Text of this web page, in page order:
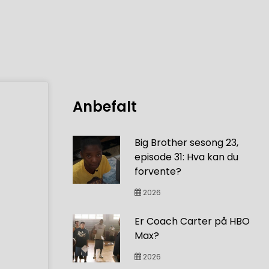
Anbefalt
Big Brother sesong 23,
episode 31: Hva kan du
forvente?
2026
Er Coach Carter på HBO
Max?
2026